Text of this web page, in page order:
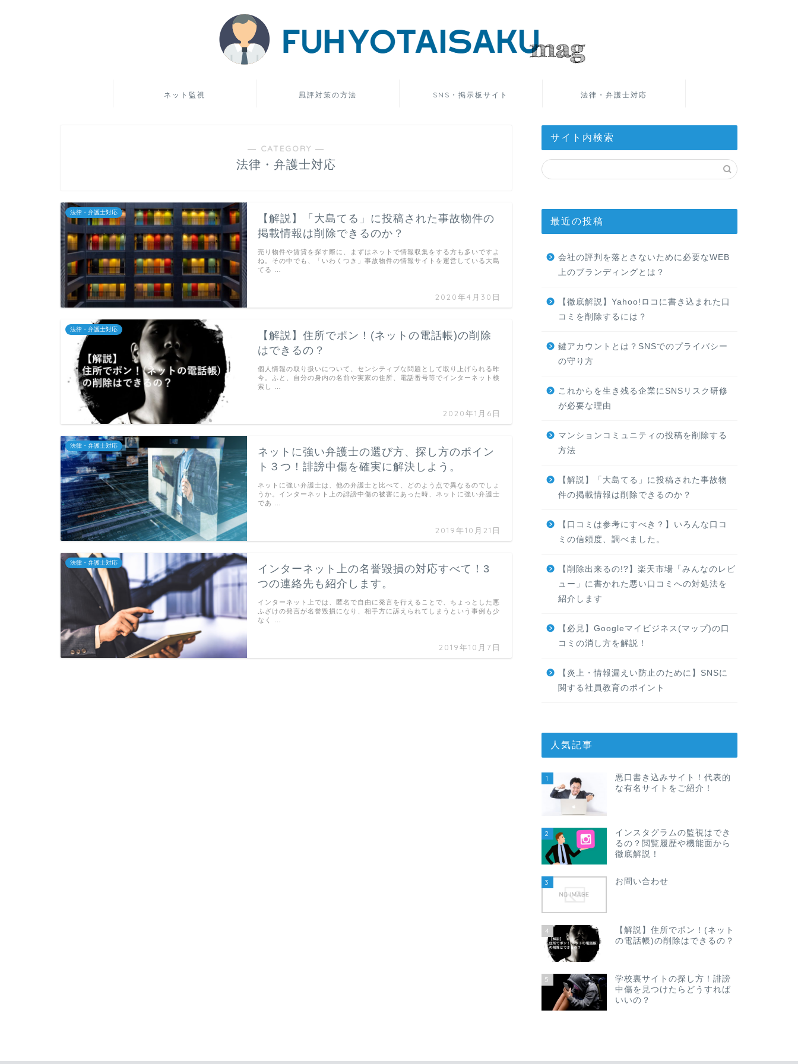
ネット監視 風評対策の方法 SNS・掲示板サイト 法律・弁護士対応
― CATEGORY ―
法律・弁護士対応
法律・弁護士対応
【解説】「大島てる」に投稿された事故物件の
掲載情報は削除できるのか？
2020年4月30日
売り物件や賃貸を探す際に、まずはネットで情報収集をする方も多いですよ
ね。その中でも、「いわくつき」事故物件の情報サイトを運営している大島
てる …
法律・弁護士対応
【解説】住所でポン！(ネットの電話帳)の削除
はできるの？
2020年1月6日
個人情報の取り扱いについて、センシティブな問題として取り上げられる昨
今。ふと、自分の身内の名前や実家の住所、電話番号等でインターネット検
索し …
法律・弁護士対応
ネットに強い弁護士の選び方、探し方のポイン
ト３つ！誹謗中傷を確実に解決しよう。
2019年10月21日
ネットに強い弁護士は、他の弁護士と比べて、どのよう点で異なるのでしょ
うか。インターネット上の誹謗中傷の被害にあった時、ネットに強い弁護士
であ …
法律・弁護士対応
インターネット上の名誉毀損の対応すべて！3
つの連絡先も紹介します。
2019年10月7日
インターネット上では、匿名で自由に発言を行えることで、ちょっとした悪
ふざけの発言が名誉毀損になり、相手方に訴えられてしまうという事例も少
なく …
サイト内検索
最近の投稿
会社の評判を落とさないために必要なWEB
上のブランディングとは？
【徹底解説】Yahoo!ロコに書き込まれた口
コミを削除するには？
鍵アカウントとは？SNSでのプライバシー
の守り方
これからを生き残る企業にSNSリスク研修
が必要な理由
マンションコミュニティの投稿を削除する
方法
【解説】「大島てる」に投稿された事故物
件の掲載情報は削除できるのか？
【口コミは参考にすべき？】いろんな口コ
ミの信頼度、調べました。
【削除出来るの!?】楽天市場「みんなのレビ
ュー」に書かれた悪い口コミへの対処法を
紹介します
【必見】Googleマイビジネス(マップ)の口
コミの消し方を解説！
【炎上・情報漏えい防止のために】SNSに
関する社員教育のポイント
人気記事
1
悪口書き込みサイト！代表的
な有名サイトをご紹介！
2
インスタグラムの監視はでき
るの？閲覧履歴や機能面から
徹底解説！
3 お問い合わせ
4
【解説】住所でポン！(ネット
の電話帳)の削除はできるの？
5
学校裏サイトの探し方！誹謗
中傷を見つけたらどうすれば
いいの？